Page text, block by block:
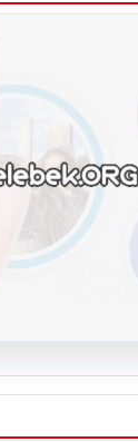
Deneyimi